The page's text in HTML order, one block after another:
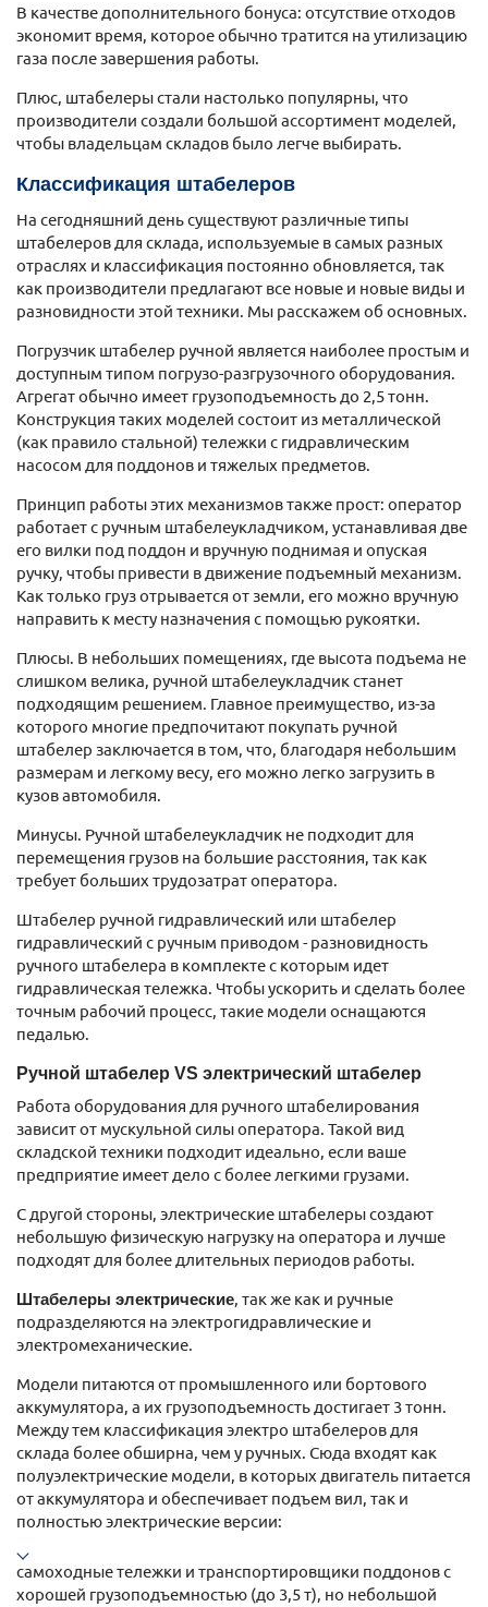
В качестве дополнительного бонуса: отсутствие отходов
экономит время, которое обычно тратится на утилизацию
газа после завершения работы.
Плюс, штабелеры стали настолько популярны, что
производители создали большой ассортимент моделей,
чтобы владельцам складов было легче выбирать.
Классификация штабелеров
На сегодняшний день существуют различные типы
штабелеров для склада, используемые в самых разных
отраслях и классификация постоянно обновляется, так
как производители предлагают все новые и новые виды и
разновидности этой техники. Мы расскажем об основных.
Погрузчик штабелер ручной является наиболее простым и
доступным типом погрузо-разгрузочного оборудования.
Агрегат обычно имеет грузоподъемность до 2,5 тонн.
Конструкция таких моделей состоит из металлической
(как правило стальной) тележки с гидравлическим
насосом для поддонов и тяжелых предметов.
Принцип работы этих механизмов также прост: оператор
работает с ручным штабелеукладчиком, устанавливая две
его вилки под поддон и вручную поднимая и опуская
ручку, чтобы привести в движение подъемный механизм.
Как только груз отрывается от земли, его можно вручную
направить к месту назначения с помощью рукоятки.
Плюсы. В небольших помещениях, где высота подъема не
слишком велика, ручной штабелеукладчик станет
подходящим решением. Главное преимущество, из-за
которого многие предпочитают покупать ручной
штабелер заключается в том, что, благодаря небольшим
размерам и легкому весу, его можно легко загрузить в
кузов автомобиля.
Минусы. Ручной штабелеукладчик не подходит для
перемещения грузов на большие расстояния, так как
требует больших трудозатрат оператора.
Штабелер ручной гидравлический или штабелер
гидравлический с ручным приводом - разновидность
ручного штабелера в комплекте с которым идет
гидравлическая тележка. Чтобы ускорить и сделать более
точным рабочий процесс, такие модели оснащаются
педалью.
Ручной штабелер VS электрический штабелер
Работа оборудования для ручного штабелирования
зависит от мускульной силы оператора. Такой вид
складской техники подходит идеально, если ваше
предприятие имеет дело с более легкими грузами.
С другой стороны, электрические штабелеры создают
небольшую физическую нагрузку на оператора и лучше
подходят для более длительных периодов работы.
Штабелеры электрические, так же как и ручные
подразделяются на электрогидравлические и
электромеханические.
Модели питаются от промышленного или бортового
аккумулятора, а их грузоподъемность достигает 3 тонн.
Между тем классификация электро штабелеров для
склада более обширна, чем у ручных. Сюда входят как
полуэлектрические модели, в которых двигатель питается
от аккумулятора и обеспечивает подъем вил, так и
полностью электрические версии:
самоходные тележки и транспортировщики поддонов с
хорошей грузоподъемностью (до 3,5 т), но небольшой